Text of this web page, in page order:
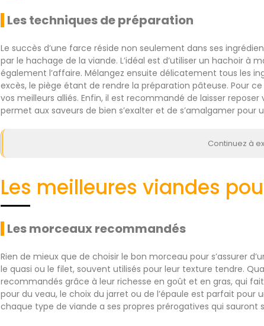
Les techniques de préparation
Le succès d’une farce réside non seulement dans ses
par le hachage de la viande. L’idéal est d’utiliser un hachoir
également l’affaire. Mélangez ensuite délicatement tous les
excès, le piège étant de rendre la préparation pâteuse. Pour
vos meilleurs alliés. Enfin, il est recommandé de laisser
permet aux saveurs de bien s’exalter et de s’amalgamer pour
Continuez à
Les meilleures viandes
Les morceaux recommandés
Rien de mieux que de choisir le bon morceau pour s’assurer
le quasi ou le filet, souvent utilisés pour leur texture tendre.
recommandés grâce à leur richesse en goût et en gras, qui
pour du veau, le choix du jarret ou de l’épaule est parfait
chaque type de viande a ses propres prérogatives qui sauront